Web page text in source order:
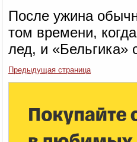
После ужина
том времени,
лед, и «Бельгика»
Предыдущая страница